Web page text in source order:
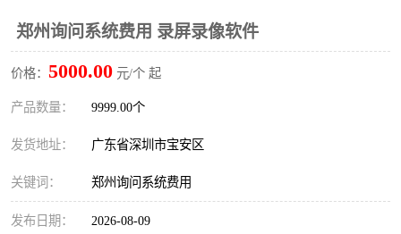
郑州询问系统费用 录屏录像软件
价格： 5000.00 元/个 起
产品数量： 9999.00个
发货地址： 广东省深圳市宝安区
关键词： 郑州询问系统费用
发布日期： 2026-08-09